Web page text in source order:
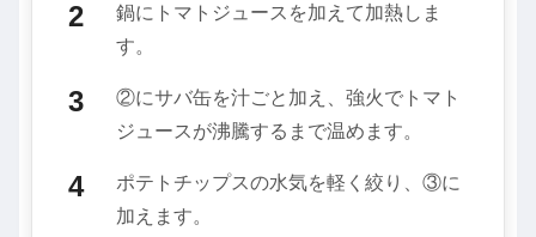
鍋にトマトジュースを加えて加熱しま
す。
②にサバ缶を汁ごと加え、強火でトマト
ジュースが沸騰するまで温めます。
ポテトチップスの水気を軽く絞り、③に
加えます。